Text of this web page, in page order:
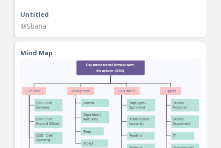
Untitled
@Sbana
Mind Map